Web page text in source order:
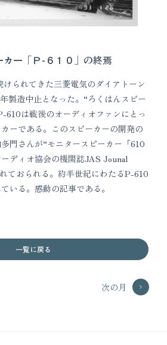
ー「Ｐ-６１０」の終焉
られてきた三菱電気のダイアトーン
製造中止となった。“ろくはんスピー
610は戦後のオーディオファンにとっ
ーである。このスピーカーの開発の
門さんが“モニタースピーカー「610
ディオ協会の機関誌JAS Jounal
ておられる。約半世紀にわたるP-610
いる。感動の記事である。
一覧に戻る
次の月